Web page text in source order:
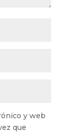
y web
que